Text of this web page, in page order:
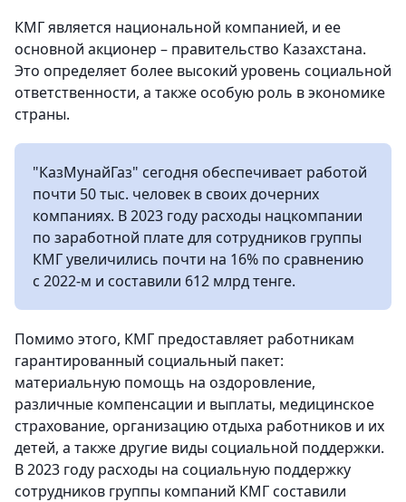
КМГ является национальной компанией, и ее
основной акционер – правительство Казахстана.
Это определяет более высокий уровень социальной
ответственности, а также особую роль в экономике
страны.
"КазМунайГаз" сегодня обеспечивает работой
почти 50 тыс. человек в своих дочерних
компаниях. В 2023 году расходы нацкомпании
по заработной плате для сотрудников группы
КМГ увеличились почти на 16% по сравнению
с 2022-м и составили 612 млрд тенге.
Помимо этого, КМГ предоставляет работникам
гарантированный социальный пакет:
материальную помощь на оздоровление,
различные компенсации и выплаты, медицинское
страхование, организацию отдыха работников и их
детей, а также другие виды социальной поддержки.
В 2023 году расходы на социальную поддержку
сотрудников группы компаний КМГ составили